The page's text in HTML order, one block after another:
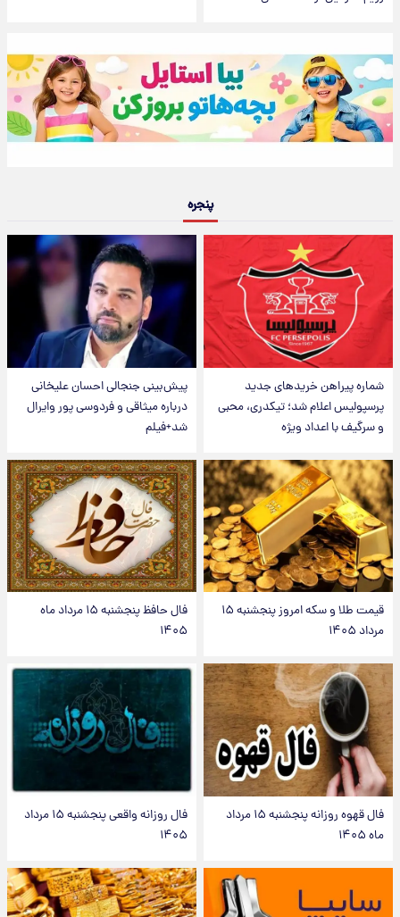
پنجره
شماره پیراهن خریدهای جدید
پرسپولیس اعلام شد؛ تیکدری، محبی
و سرگیف با اعداد ویژه
پیش‌بینی جنجالی احسان علیخانی
درباره میثاقی و فردوسی پور وایرال
شد+فیلم
قیمت طلا و سکه امروز پنجشنبه ۱۵
مرداد ۱۴۰۵
فال حافظ پنجشنبه ۱۵ مرداد ماه
۱۴۰۵
فال قهوه روزانه پنجشنبه ۱۵ مرداد
ماه ۱۴۰۵
فال روزانه واقعی پنجشنبه ۱۵ مرداد
۱۴۰۵